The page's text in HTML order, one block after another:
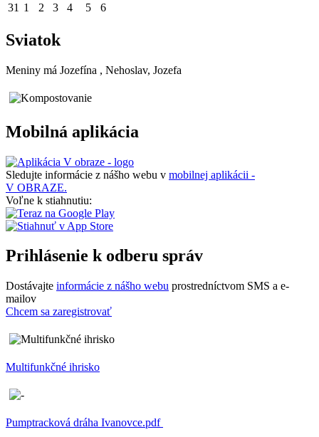
31 1 2 3 4 5 6
Sviatok
Meniny má Jozefína , Nehoslav, Jozefa
Mobilná aplikácia
Sledujte informácie z nášho webu v mobilnej aplikácii -
V OBRAZE.
Voľne k stiahnutiu:
Prihlásenie k odberu správ
Dostávajte informácie z nášho webu prostredníctvom SMS a e-
mailov
Chcem sa zaregistrovať
Multifunkčné ihrisko
Pumptracková dráha Ivanovce.pdf